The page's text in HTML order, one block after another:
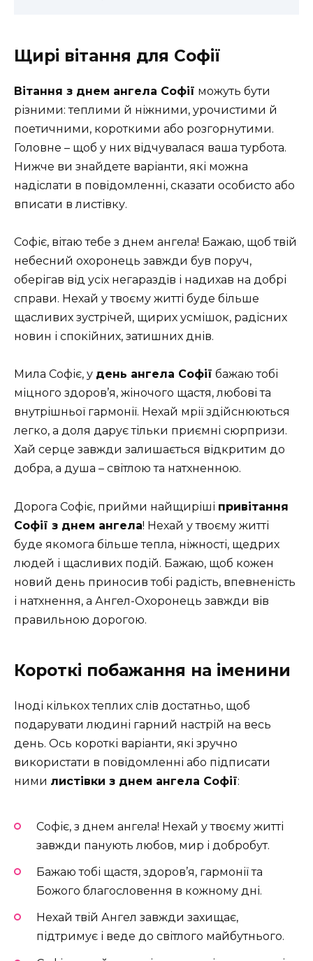
Щирі вітання для Софії
Вітання з днем ангела Софії можуть бути
різними: теплими й ніжними, урочистими й
поетичними, короткими або розгорнутими.
Головне – щоб у них відчувалася ваша турбота.
Нижче ви знайдете варіанти, які можна
надіслати в повідомленні, сказати особисто або
вписати в листівку.
Софіє, вітаю тебе з днем ангела! Бажаю, щоб твій
небесний охоронець завжди був поруч,
оберігав від усіх негараздів і надихав на добрі
справи. Нехай у твоєму житті буде більше
щасливих зустрічей, щирих усмішок, радісних
новин і спокійних, затишних днів.
Мила Софіє, у день ангела Софії бажаю тобі
міцного здоров’я, жіночого щастя, любові та
внутрішньої гармонії. Нехай мрії здійснюються
легко, а доля дарує тільки приємні сюрпризи.
Хай серце завжди залишається відкритим до
добра, а душа – світлою та натхненною.
Дорога Софіє, прийми найщиріші привітання
Софії з днем ангела! Нехай у твоєму житті
буде якомога більше тепла, ніжності, щедрих
людей і щасливих подій. Бажаю, щоб кожен
новий день приносив тобі радість, впевненість
і натхнення, а Ангел-Охоронець завжди вів
правильною дорогою.
Короткі побажання на іменини
Іноді кількох теплих слів достатньо, щоб
подарувати людині гарний настрій на весь
день. Ось короткі варіанти, які зручно
використати в повідомленні або підписати
ними листівки з днем ангела Софії:
Софіє, з днем ангела! Нехай у твоєму житті
завжди панують любов, мир і добробут.
Бажаю тобі щастя, здоров’я, гармонії та
Божого благословення в кожному дні.
Нехай твій Ангел завжди захищає,
підтримує і веде до світлого майбутнього.